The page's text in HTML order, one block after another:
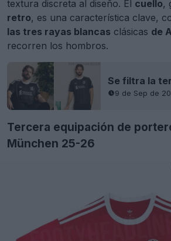
textura discreta al diseño. El cuello,
retro, es una característica clave,
las tres rayas blancas clásicas de
recorren los hombros.
9 de Sep de
Tercera equipación de
München 25-26